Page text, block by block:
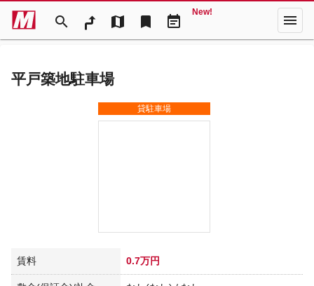
search map bookmark event_note
New! menu
平戸築地駐車場
貸駐車場
賃料 0.7万円